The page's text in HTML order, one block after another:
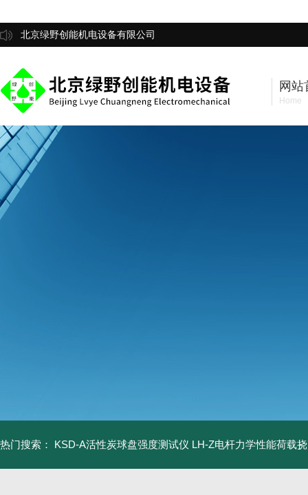
北京绿野创能机电设备有限公司
网站
Home
热门搜索： KSD-A活性炭球盘强度测试仪 LH-Z电杆力学性能荷载